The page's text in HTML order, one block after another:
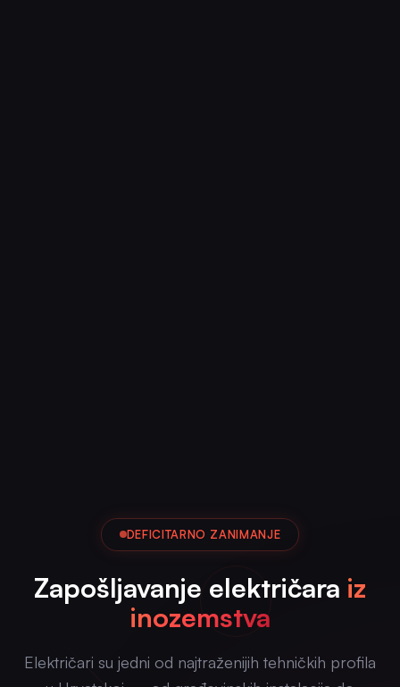
DEFICITARNO ZANIMANJE
Zapošljavanje električara iz
inozemstva
Električari su jedni od najtraženijih tehničkih profila